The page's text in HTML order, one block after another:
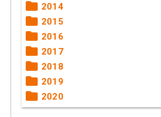
2014
2015
2016
2017
2018
2019
2020